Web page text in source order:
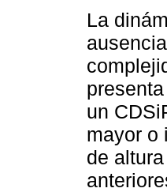
La
un
mayor o
de